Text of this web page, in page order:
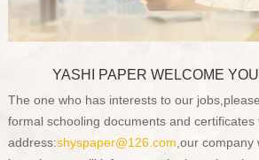
YASHI PAPER WELCOME
The one who has interests to our
formal schooling documents and certificates
address:shyspaper@126.com ,our company